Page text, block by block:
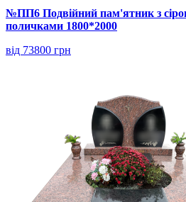
№ПП6 Подвійний пам'ятник з
поличками 1800*2000
від 73800 грн